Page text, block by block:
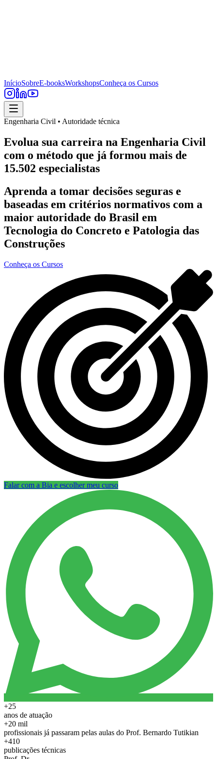
InícioSobreE-booksWorkshopsConheça os Cursos
Engenharia Civil • Autoridade técnica
Evolua sua carreira na Engenharia Civil
com o método que já formou mais de
15.502 especialistas
Aprenda a tomar decisões seguras e
baseadas em critérios normativos com a
maior autoridade do Brasil em
Tecnologia do Concreto e Patologia das
Construções
Conheça os Cursos
Falar com a Bia e escolher meu curso
+25
anos de atuação
+20 mil
profissionais já passaram pelas aulas do Prof. Bernardo Tutikian
+410
publicações técnicas